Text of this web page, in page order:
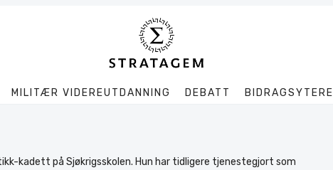
MILITÆR VIDEREUTDANNING DEBATT BIDRAGSYTERE
Søk
kadett på Sjøkrigsskolen. Hun har tidligere tjenestegjort som